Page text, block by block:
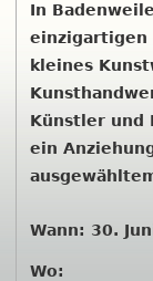
In
einzigartigen
kleines
Künstler und
ein
Wann: 30.
Wo: